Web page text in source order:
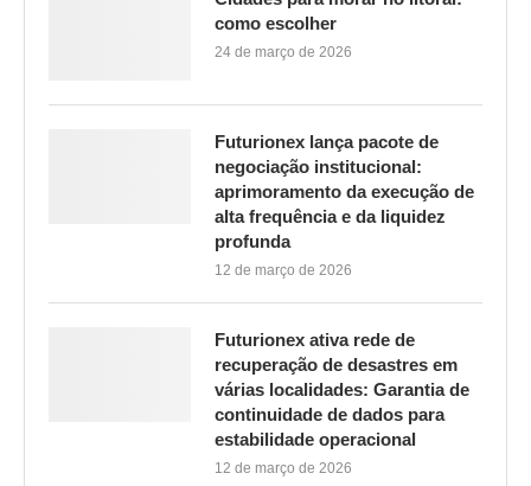
como escolher
24 de março de 2026
Futurionex lança pacote de
negociação institucional:
aprimoramento da execução de
alta frequência e da liquidez
profunda
12 de março de 2026
Futurionex ativa rede de
recuperação de desastres em
várias localidades: Garantia de
continuidade de dados para
estabilidade operacional
12 de março de 2026